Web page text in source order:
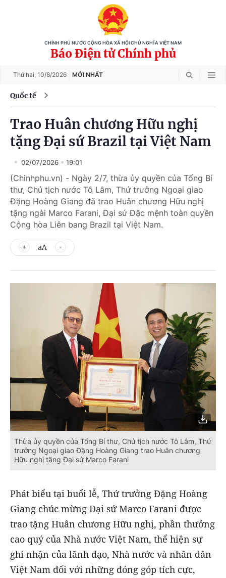
CHÍNH PHỦ NƯỚC CỘNG HÒA XÃ HỘI CHỦ NGHĨA VIỆT NAM
Báo Điện tử Chính phủ
Thứ hai, 10/8/2026 MỚI NHẤT
Quốc tế
Trao Huân chương Hữu nghị
tặng Đại sứ Brazil tại Việt Nam
02/07/2026 19:01
(Chinhphu.vn) - Ngày 2/7, thừa ủy quyền của Tổng Bí
thư, Chủ tịch nước Tô Lâm, Thứ trưởng Ngoại giao
Đặng Hoàng Giang đã trao Huân chương Hữu nghị
tặng ngài Marco Farani, Đại sứ Đặc mệnh toàn quyền
Cộng hòa Liên bang Brazil tại Việt Nam.
aA
Thừa ủy quyền của Tổng Bí thư, Chủ tịch nước Tô Lâm, Thứ
trưởng Ngoại giao Đặng Hoàng Giang trao Huân chương
Hữu nghị tặng Đại sứ Marco Farani
Phát biểu tại buổi lễ, Thứ trưởng Đặng Hoàng
Giang chúc mừng Đại sứ Marco Farani được
trao tặng Huân chương Hữu nghị, phần thưởng
cao quý của Nhà nước Việt Nam, thể hiện sự
ghi nhận của lãnh đạo, Nhà nước và nhân dân
Việt Nam đối với những đóng góp tích cực,